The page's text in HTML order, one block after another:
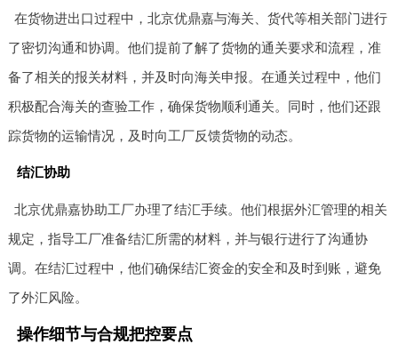
在货物进出口过程中，北京优鼎嘉与海关、货代等相关部门进行
了密切沟通和协调。他们提前了解了货物的通关要求和流程，准
备了相关的报关材料，并及时向海关申报。在通关过程中，他们
积极配合海关的查验工作，确保货物顺利通关。同时，他们还跟
踪货物的运输情况，及时向工厂反馈货物的动态。
结汇协助
北京优鼎嘉协助工厂办理了结汇手续。他们根据外汇管理的相关
规定，指导工厂准备结汇所需的材料，并与银行进行了沟通协
调。在结汇过程中，他们确保结汇资金的安全和及时到账，避免
了外汇风险。
操作细节与合规把控要点